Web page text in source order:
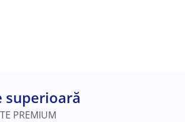
superioară
PREMIUM